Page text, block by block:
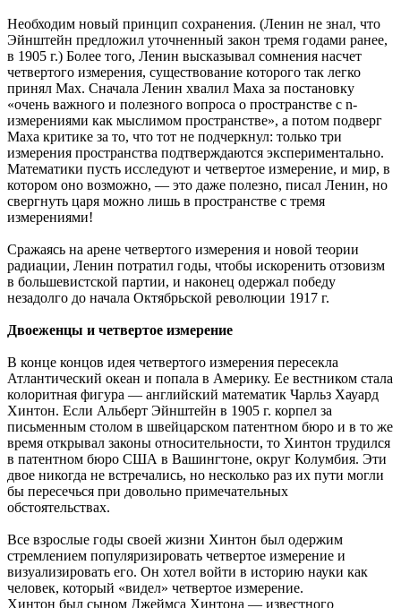
Необходим новый принцип сохранения. (Ленин не знал, что
Эйнштейн предложил уточненный закон тремя годами ранее,
в 1905 г.) Более того, Ленин высказывал сомнения насчет
четвертого измерения, существование которого так легко
принял Мах. Сначала Ленин хвалил Маха за постановку
«очень важного и полезного вопроса о пространстве с n-
измерениями как мыслимом пространстве», а потом подверг
Маха критике за то, что тот не подчеркнул: только три
измерения пространства подтверждаются экспериментально.
Математики пусть исследуют и четвертое измерение, и мир, в
котором оно возможно, — это даже полезно, писал Ленин, но
свергнуть царя можно лишь в пространстве с тремя
измерениями!
Сражаясь на арене четвертого измерения и новой теории
радиации, Ленин потратил годы, чтобы искоренить отзовизм
в большевистской партии, и наконец одержал победу
незадолго до начала Октябрьской революции 1917 г.
Двоеженцы и четвертое измерение
В конце концов идея четвертого измерения пересекла
Атлантический океан и попала в Америку. Ее вестником стала
колоритная фигура — английский математик Чарльз Хауард
Хинтон. Если Альберт Эйнштейн в 1905 г. корпел за
письменным столом в швейцарском патентном бюро и в то же
время открывал законы относительности, то Хинтон трудился
в патентном бюро США в Вашингтоне, округ Колумбия. Эти
двое никогда не встречались, но несколько раз их пути могли
бы пересечься при довольно примечательных
обстоятельствах.
Все взрослые годы своей жизни Хинтон был одержим
стремлением популяризировать четвертое измерение и
визуализировать его. Он хотел войти в историю науки как
человек, который «видел» четвертое измерение.
Хинтон был сыном Джеймса Хинтона — известного